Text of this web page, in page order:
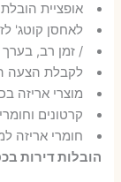
אופציית
לאחסן קוטג'
/ זמן רב,
לקבלת הצעה
מוצרי אריזה
קרטונים
חומרי אריזה
הובלות דירות